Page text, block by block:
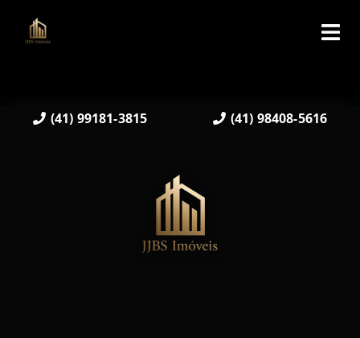
(41) 99181-3815 (41) 98408-5616